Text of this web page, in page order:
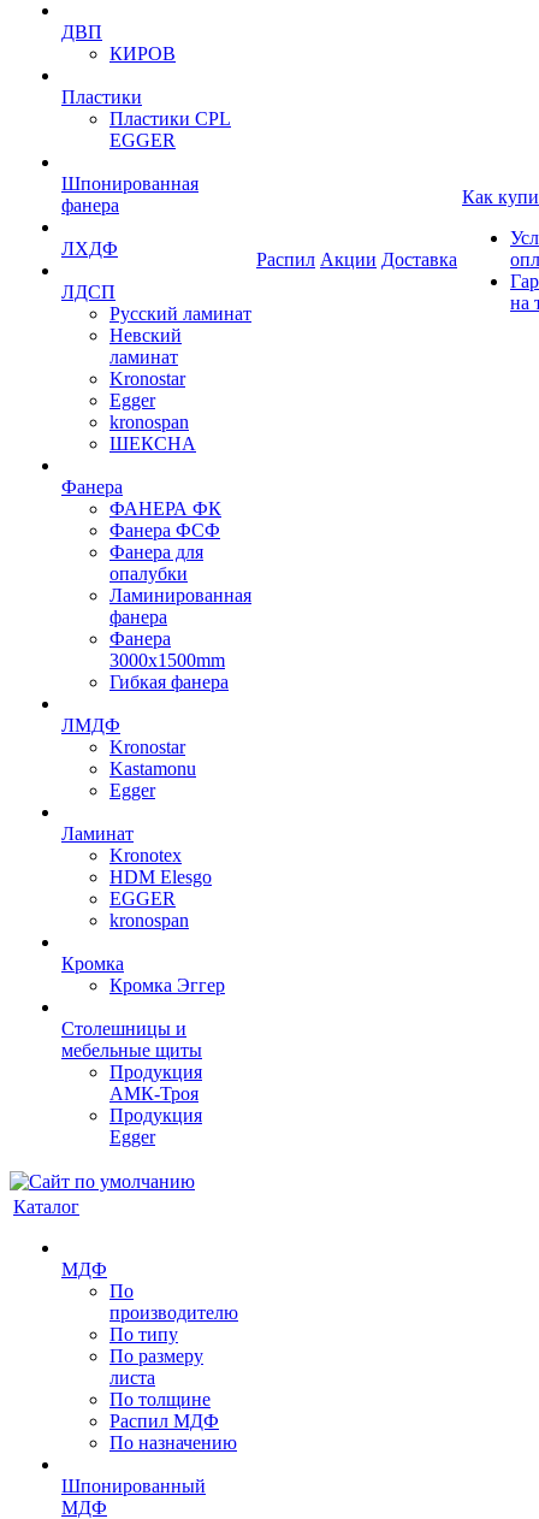
ДВП
КИРОВ
Пластики
Пластики CPL
EGGER
Шпонированная
фанера
ЛХДФ
ЛДСП
Русский ламинат
Невский
ламинат
Kronostar
Egger
kronospan
ШЕКСНА
Фанера
ФАНЕРА ФК
Фанера ФСФ
Фанера для
опалубки
Ламинированная
фанера
Фанера
3000х1500mm
Гибкая фанера
ЛМДФ
Kronostar
Kastamonu
Egger
Ламинат
Kronotex
HDM Elesgo
EGGER
kronospan
Кромка
Кромка Эггер
Столешницы и
мебельные щиты
Продукция
АМК-Троя
Продукция
Egger
Распил Акции Доставка
Как
на
Каталог
МДФ
По
производителю
По типу
По размеру
листа
По толщине
Распил МДФ
По назначению
Шпонированный
МДФ